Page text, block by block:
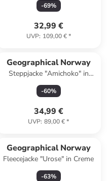
-69%
32,99 €
UVP: 109,00 €*
Geographical Norway
Steppjacke "Amichoko" in
Grün
-60%
34,99 €
UVP: 89,00 €*
Geographical Norway
Fleecejacke "Urose" in Creme
-63%